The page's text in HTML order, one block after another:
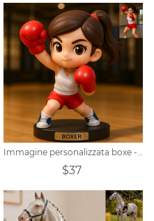
Immagine personalizzata boxe - tema q - versione ornamento stile trendy
$37